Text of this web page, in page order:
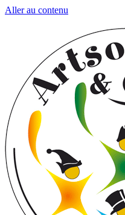
Aller au contenu